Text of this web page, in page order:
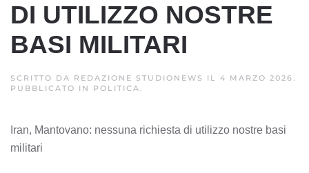
DI UTILIZZO NOSTRE
BASI MILITARI
SCRITTO DA REDAZIONE STUDIONEWS IL 4 MARZO 2026.
PUBBLICATO IN POLITICA.
Iran, Mantovano: nessuna richiesta di utilizzo nostre basi
militari